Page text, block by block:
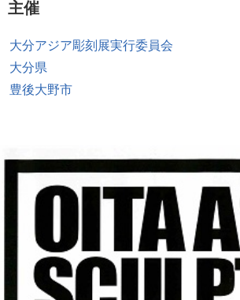
主催
大分アジア彫刻展実行委員会
大分県
豊後大野市